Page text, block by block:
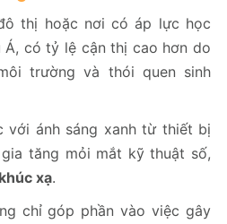
thị hoặc nơi có áp lực học
Á, có tỷ lệ cận thị cao hơn do
trường và thói quen sinh
với ánh sáng xanh từ thiết bị
tăng mỏi mắt kỹ thuật số,
xạ.
chỉ góp phần vào việc gây